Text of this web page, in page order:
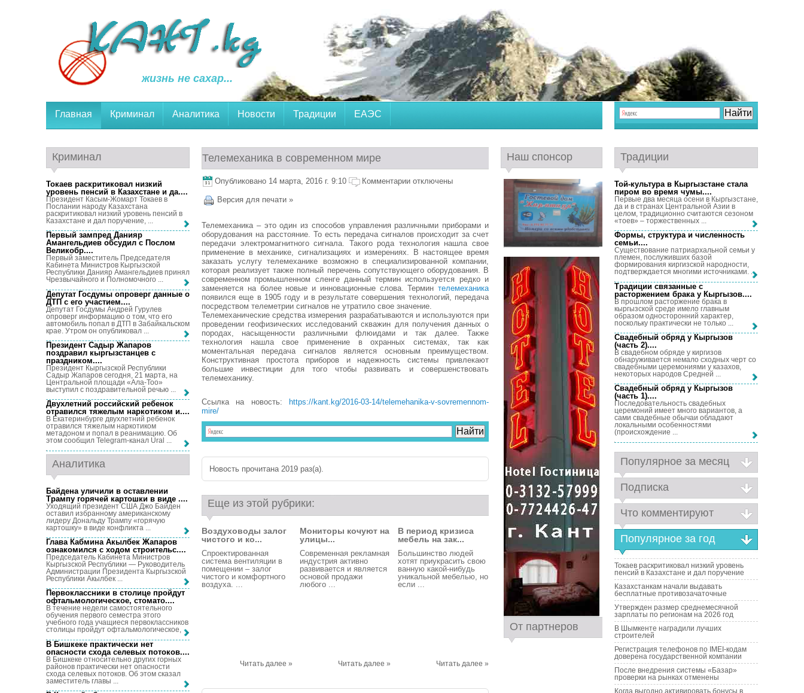
жизнь не сахар...
Главная Криминал Аналитика Новости Традиции ЕАЭС
Телемеханика в современном мире
Опубликовано 14 марта, 2016 г. 9:10 Комментарии отключены
Версия для печати »
Телемеханика – это один из способов управления различными приборами и
оборудования на расстояние. То есть передача сигналов происходит за счет
передачи электромагнитного сигнала. Такого рода технология нашла свое
применение в механике, сигнализациях и измерениях. В настоящее время
заказать услугу телемеханике возможно в специализированной компании,
которая реализует также полный перечень сопутствующего оборудования. В
современном промышленном сленге данный термин используется редко и
заменяется на более новые и инновационные слова. Термин телемеханика
появился еще в 1905 году и в результате совершения технологий, передача
посредством телеметрии сигналов не утратило свое значение.
Телемеханические средства измерения разрабатываются и используются при
проведении геофизических исследований скважин для получения данных о
породах, насыщенности различными флюидами и так далее. Также
технология нашла свое применение в охранных системах, так как
моментальная передача сигналов является основным преимуществом.
Конструктивная простота приборов и надежность системы привлекают
большие инвестиции для того чтобы развивать и совершенствовать
телемеханику.
Ссылка на новость:
https://kant.kg/2016-03-14/telemehanika-v-sovremennom-
mire/
Новость прочитана 2019 раз(a).
Еще из этой рубрики:
Воздуховоды залог
чистого и ко...
Спроектированная
система вентиляции в
помещении – залог
чистого и комфортного
воздуха. ...
Читать далее »
Мониторы кочуют на
улицы...
Современная рекламная
индустрия активно
развивается и является
основой продажи
любого ...
Читать далее »
В период кризиса
мебель на зак...
Большинство людей
хотят приукрасить свою
ванную какой-нибудь
уникальной мебелью, но
если ...
Читать далее »
Криминал
Токаев раскритиковал низкий
уровень пенсий в Казахстане и да....
Президент Касым-Жомарт Токаев в
Послании народу Казахстана
раскритиковал низкий уровень пенсий в
Казахстане и дал поручение, ...
Первый зампред Данияр
Амангельдиев обсудил с Послом
Великобр....
Первый заместитель Председателя
Кабинета Министров Кыргызской
Республики Данияр Амангельдиев принял
Чрезвычайного и Полномочного ...
Депутат Госдумы опроверг данные о
ДТП с его участием....
Депутат Госдумы Андрей Гурулев
опроверг информацию о том, что его
автомобиль попал в ДТП в Забайкальском
крае. Утром он опубликовал ...
Президент Садыр Жапаров
поздравил кыргызстанцев с
праздником....
Президент Кыргызской Республики
Садыр Жапаров сегодня, 21 марта, на
Центральной площади «Ала-Тоо»
выступил с поздравительной речью ...
Двухлетний российский ребенок
отравился тяжелым наркотиком и....
В Екатеринбурге двухлетний ребенок
отравился тяжелым наркотиком
метадоном и попал в реанимацию. Об
этом сообщил Telegram-канал Ural ...
Аналитика
Байдена уличили в оставлении
Трампу горячей картошки в виде ....
Уходящий президент США Джо Байден
оставил избранному американскому
лидеру Дональду Трампу «горячую
картошку» в виде конфликта ...
Глава Кабмина Акылбек Жапаров
ознакомился с ходом строительс....
Председатель Кабинета Министров
Кыргызской Республики — Руководитель
Администрации Президента Кыргызской
Республики Акылбек ...
Первоклассники в столице пройдут
офтальмологическое, стомато....
В течение недели самостоятельного
обучения первого семестра этого
учебного года учащиеся первоклассников
столицы пройдут офтальмологическое, ...
В Бишкеке практически нет
опасности схода селевых потоков....
В Бишкеке относительно других горных
районов практически нет опасности
схода селевых потоков. Об этом сказал
заместитель главы ...
Наш спонсор
От партнеров
Традиции
Той-культура в Кыргызстане стала
пиром во время чумы....
Первые два месяца осени в Кыргызстане,
да и в странах Центральной Азии в
целом, традиционно считаются сезоном
«тоев» – торжественных ...
Формы, структура и численность
семьи....
Существование патриархальной семьи у
племен, послуживших базой
формирования киргизской народности,
подтверждается многими источниками. ...
Традиции связанные с
расторжением брака у Кыргызов....
В прошлом расторжение брака в
кыргызской среде имело главным
образом односторонний характер,
поскольку практически не только ...
Свадебный обряд у Кыргызов
(часть 2)....
В свадебном обряде у киргизов
обнаруживается немало сходных черт со
свадебными церемониями у казахов,
некоторых народов Средней ...
Свадебный обряд у Кыргызов
(часть 1)....
Последовательность свадебных
церемоний имеет много вариантов, а
сами свадебные обычаи обладают
локальными особенностями
(происхождение ...
Популярное за месяц
Подписка
Что комментируют
Популярное за год
Токаев раскритиковал низкий уровень
пенсий в Казахстане и дал поручение
Казахстанкам начали выдавать
бесплатные противозачаточные
Утвержден размер среднемесячной
зарплаты по регионам на 2026 год
В Шымкенте наградили лучших
строителей
Регистрация телефонов по IMEI-кодам
доверена государственной компании
После внедрения системы «Базар»
проверки на рынках отменены
Когда выгодно активировать бонусы в